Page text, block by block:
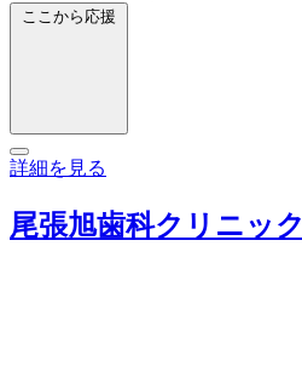
ここから応援
詳細を見る
尾張旭歯科クリニック